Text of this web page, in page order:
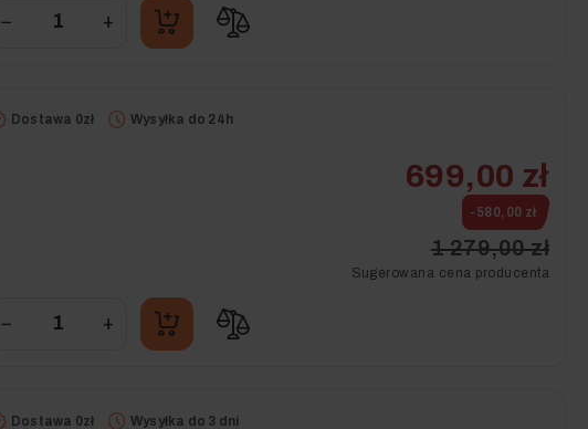
− +
Dostawa 0zł Wysyłka do 24h
699,00 zł
-580,00 zł
1 279,00 zł
Sugerowana cena producenta
− +
Dostawa 0zł Wysyłka do 3 dni